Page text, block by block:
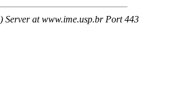
Server at www.ime.usp.br Port 443